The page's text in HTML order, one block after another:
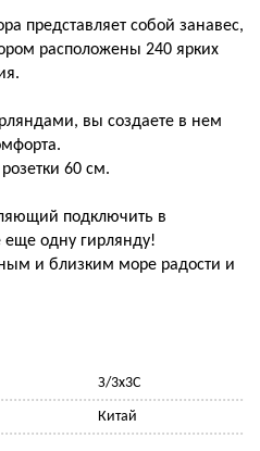
представляет собой занавес,
расположены 240 ярких
вы создаете в нем
60 см.
подключить в
одну гирлянду!
и близким море радости и
З/3х3С
Китай